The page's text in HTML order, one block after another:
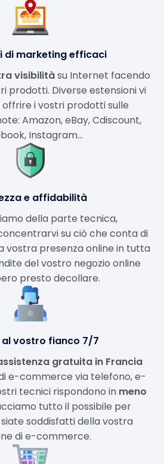
di marketing efficaci
visibilitàsu Internet facendo
prodotti. Diverse estensioni vi
i vostri prodotti sulle
Amazon, eBay, Cdiscount,
Instagram...
e affidabilità
della parte tecnica,
su ciò che conta di
vostra presenza online in tutta
del vostro negozio online
presto decollare.
al vostro fianco 7/7
gratuita in Francia
e-commerce via telefono, e-
tecnici rispondono in meno
tutto il possibile per
soddisfatti della vostra
di e-commerce.